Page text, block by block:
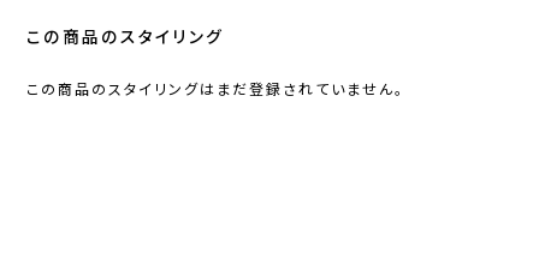
この商品のスタイリング
この商品のスタイリングはまだ登録されていません。